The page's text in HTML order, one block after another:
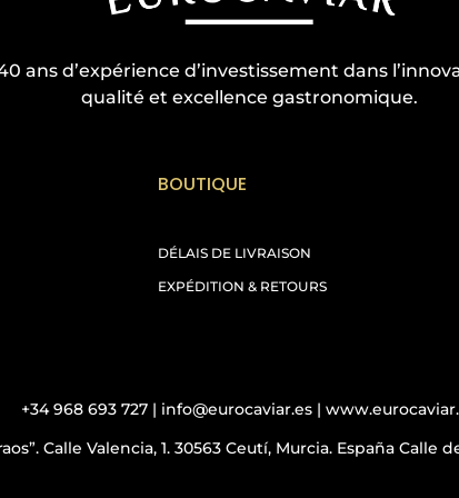
ans d’expérience d’investissement dans
qualité et excellence gastronomique.
BOUTIQUE
DÉLAIS DE LIVRAISON
EXPÉDITION & RETOURS
+34 968 693 727 | info@eurocaviar.es |
Calle Valencia, 1. 30563 Ceutí, Murcia. España Calle